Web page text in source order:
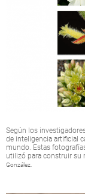
Según los
de inteligencia artificial
mundo. Estas
utilizó para construir su
González.